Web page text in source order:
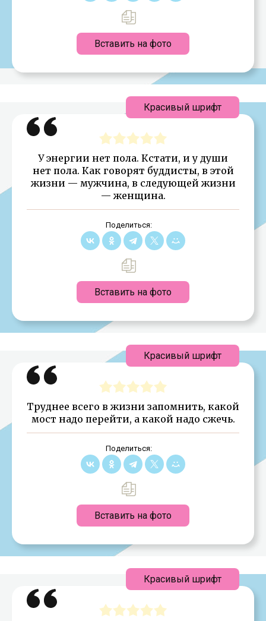
Вставить на фото
У энергии нет пола. Кстати, и у души
нет пола. Как говорят буддисты, в этой
жизни — мужчина, в следующей жизни
— женщина.
Поделиться:
Вставить на фото
Красивый шрифт
Труднее всего в жизни запомнить, какой
мост надо перейти, а какой надо сжечь.
Поделиться:
Вставить на фото
Красивый шрифт
Красивый шрифт